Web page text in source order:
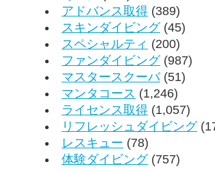
アドバンス取得 (389)
スキンダイビング(45)
スペシャルティ (200)
ファンダイビング(987)
マスタースクーバ(51)
マンタコース (1,246)
ライセンス取得 (1,057)
リフレッシュダイビング
レスキュー (78)
体験ダイビング(757)